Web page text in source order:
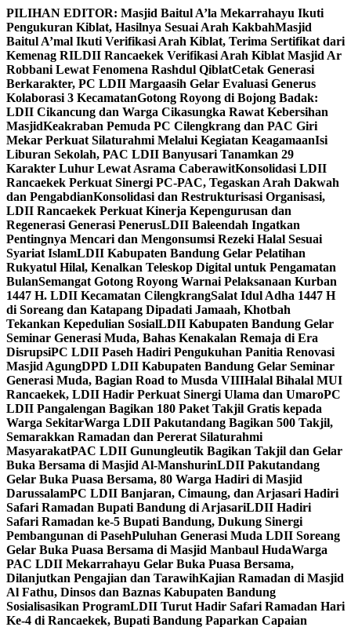
Skip
to
content
PILIHAN EDITOR: Masjid Baitul A’la Mekarrahayu Ikuti
Pengukuran Kiblat, Hasilnya Sesuai Arah KakbahMasjid
Baitul A’mal Ikuti Verifikasi Arah Kiblat, Terima Sertifikat dari
Kemenag RILDII Rancaekek Verifikasi Arah Kiblat Masjid Ar
Robbani Lewat Fenomena Rashdul QiblatCetak Generasi
Berkarakter, PC LDII Margaasih Gelar Evaluasi Generus
Kolaborasi 3 KecamatanGotong Royong di Bojong Badak:
LDII Cikancung dan Warga Cikasungka Rawat Kebersihan
MasjidKeakraban Pemuda PC Cilengkrang dan PAC Giri
Mekar Perkuat Silaturahmi Melalui Kegiatan KeagamaanIsi
Liburan Sekolah, PAC LDII Banyusari Tanamkan 29
Karakter Luhur Lewat Asrama CaberawitKonsolidasi LDII
Rancaekek Perkuat Sinergi PC-PAC, Tegaskan Arah Dakwah
dan PengabdianKonsolidasi dan Restrukturisasi Organisasi,
LDII Rancaekek Perkuat Kinerja Kepengurusan dan
Regenerasi Generasi PenerusLDII Baleendah Ingatkan
Pentingnya Mencari dan Mengonsumsi Rezeki Halal Sesuai
Syariat IslamLDII Kabupaten Bandung Gelar Pelatihan
Rukyatul Hilal, Kenalkan Teleskop Digital untuk Pengamatan
BulanSemangat Gotong Royong Warnai Pelaksanaan Kurban
1447 H. LDII Kecamatan CilengkrangSalat Idul Adha 1447 H
di Soreang dan Katapang Dipadati Jamaah, Khotbah
Tekankan Kepedulian SosialLDII Kabupaten Bandung Gelar
Seminar Generasi Muda, Bahas Kenakalan Remaja di Era
DisrupsiPC LDII Paseh Hadiri Pengukuhan Panitia Renovasi
Masjid AgungDPD LDII Kabupaten Bandung Gelar Seminar
Generasi Muda, Bagian Road to Musda VIIIHalal Bihalal MUI
Rancaekek, LDII Hadir Perkuat Sinergi Ulama dan UmaroPC
LDII Pangalengan Bagikan 180 Paket Takjil Gratis kepada
Warga SekitarWarga LDII Pakutandang Bagikan 500 Takjil,
Semarakkan Ramadan dan Pererat Silaturahmi
MasyarakatPAC LDII Gunungleutik Bagikan Takjil dan Gelar
Buka Bersama di Masjid Al-ManshurinLDII Pakutandang
Gelar Buka Puasa Bersama, 80 Warga Hadiri di Masjid
DarussalamPC LDII Banjaran, Cimaung, dan Arjasari Hadiri
Safari Ramadan Bupati Bandung di ArjasariLDII Hadiri
Safari Ramadan ke-5 Bupati Bandung, Dukung Sinergi
Pembangunan di PasehPuluhan Generasi Muda LDII Soreang
Gelar Buka Puasa Bersama di Masjid Manbaul HudaWarga
PAC LDII Mekarrahayu Gelar Buka Puasa Bersama,
Dilanjutkan Pengajian dan TarawihKajian Ramadan di Masjid
Al Fathu, Dinsos dan Baznas Kabupaten Bandung
Sosialisasikan ProgramLDII Turut Hadir Safari Ramadan Hari
Ke-4 di Rancaekek, Bupati Bandung Paparkan Capaian